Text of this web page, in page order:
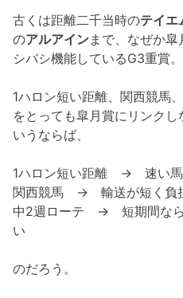
古くは距離二千当時のテイエ
のアルアインまで、なぜか
シバシ機能しているG3重賞。
1ハロン短い距離、関西競馬
をとっても皐月賞にリンク
いうならば、
1ハロン短い距離 → 速い馬
関西競馬 → 輸送が短く負
中2週ローテ → 短期間なら
い
のだろう。